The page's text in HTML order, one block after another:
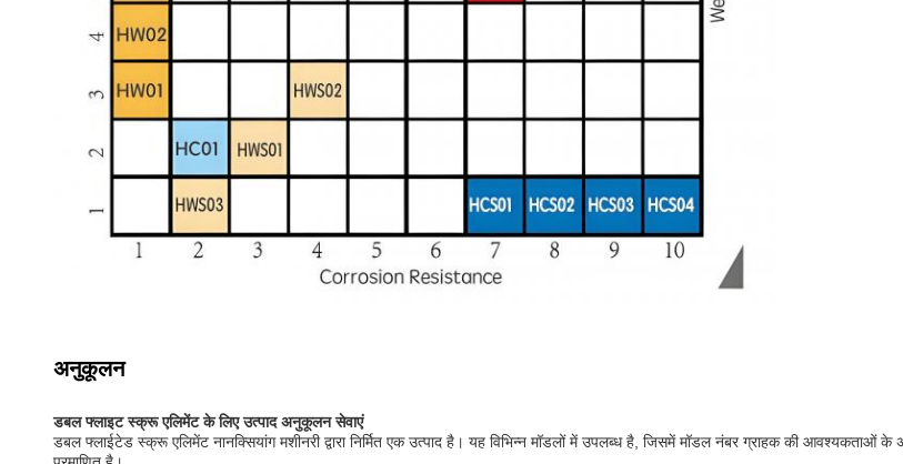
अनुकूलन
डबल फ्लाइट स्क्रू एलिमेंट के लिए उत्पाद अनुकूलन सेवाएं
डबल फ्लाईटेड स्क्रू एलिमेंट नानक्सियांग मशीनरी द्वारा निर्मित एक उत्पाद है। यह विभिन्न मॉडलों में उपलब्ध है, जिसमें मॉडल नंबर ग्राहक की